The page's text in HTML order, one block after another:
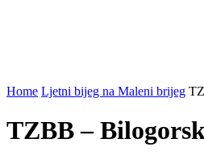
Home Ljetni bijeg na Maleni brijeg
TZBB –